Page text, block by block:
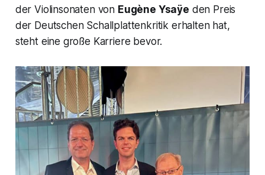
der Violinsonaten von Eugène Ysaÿe den Preis
der Deutschen Schallplattenkritik erhalten hat,
steht eine große Karriere bevor.